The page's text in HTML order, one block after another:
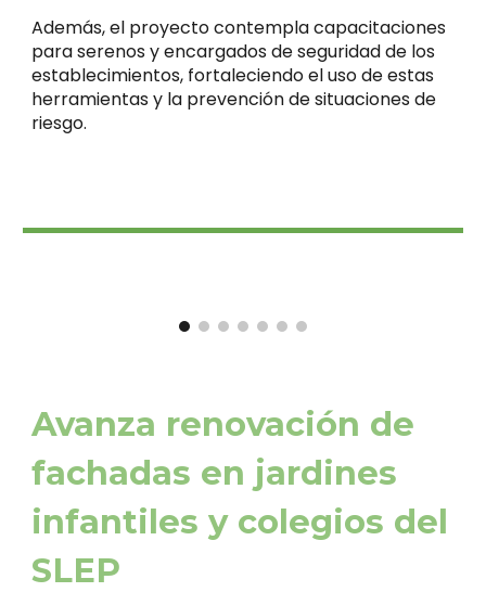
Además, el proyecto contempla capacitaciones
para serenos y encargados de seguridad de los
establecimientos, fortaleciendo el uso de estas
herramientas y la prevención de situaciones de
riesgo.
Avanza renovación de
fachadas en jardines
infantiles y colegios del
SLEP